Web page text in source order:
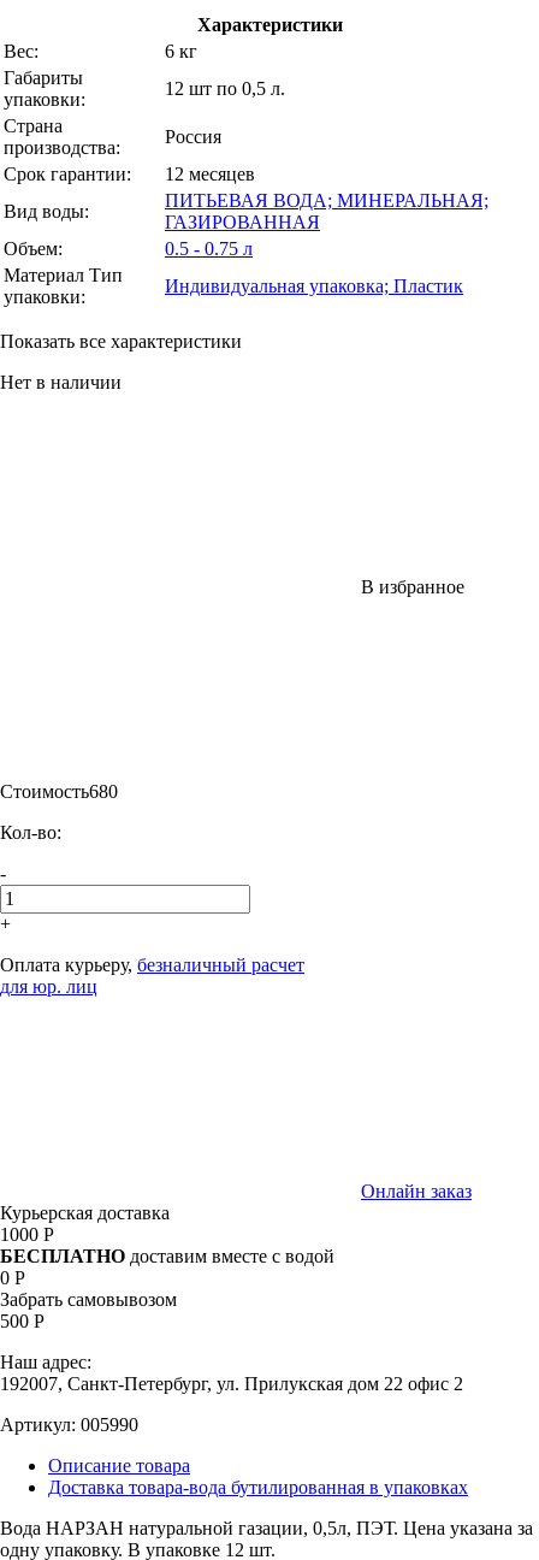
Характеристики
Вес:
6 кг
Габариты
упаковки:
12 шт по 0,5 л.
Страна
производства:
Россия
Срок гарантии:
12 месяцев
Вид воды:
ПИТЬЕВАЯ ВОДА; МИНЕРАЛЬНАЯ;
ГАЗИРОВАННАЯ
Объем:
0.5 - 0.75 л
Материал Тип
упаковки:
Индивидуальная упаковка; Пластик
Показать все характеристики
Нет в наличии
В избранное
Стоимость680
Кол-во:
-
+
Оплата курьеру, безналичный расчет
для юр. лиц
Онлайн заказ
Курьерская доставка
1000 Р
БЕСПЛАТНО доставим вместе с водой
0 Р
Забрать самовывозом
500 Р
Наш адрес:
192007, Санкт-Петербург, ул. Прилукская дом 22 офис 2
Артикул: 005990
Описание товара
Доставка товара-вода бутилированная в упаковках
Вода НАРЗАН натуральной газации, 0,5л, ПЭТ. Цена указана за
одну упаковку. В упаковке 12 шт.